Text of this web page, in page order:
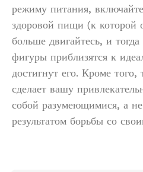
режиму питания,
здоровой пищи (к которой
больше двигайтесь, и
фигуры приблизятся к
достигнут его. Кроме того,
сделает вашу
собой разумеющимися, а
результатом борьбы со